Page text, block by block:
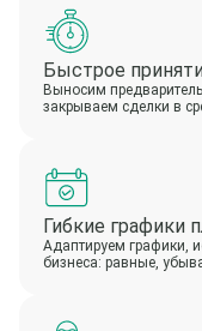
Быстрое
Выносим
закрываем сделки в
Гибкие графики
Адаптируем графики,
бизнеса: равные,